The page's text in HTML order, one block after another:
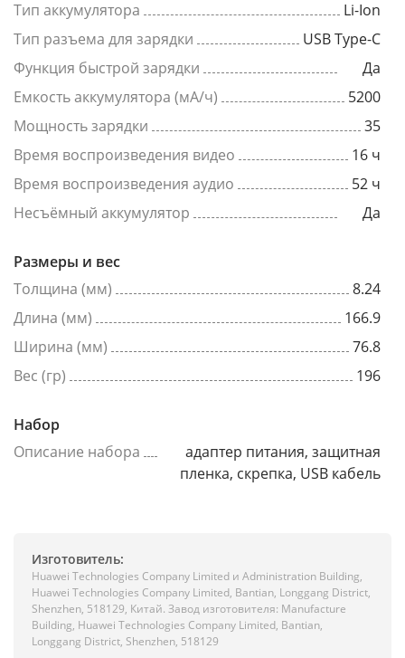
Тип аккумулятора
Li-Ion
Тип разъема для зарядки
USB Type-C
Функция быстрой зарядки
Да
Емкость аккумулятора (мА/ч)
5200
Мощность зарядки
35
Время воспроизведения видео
16 ч
Время воспроизведения аудио
52 ч
Несъёмный аккумулятор
Да
Размеры и вес
Толщина (мм)
8.24
Длина (мм)
166.9
Ширина (мм)
76.8
Вес (гр)
196
Набор
Описание набора
адаптер питания, защитная
пленка, скрепка, USB кабель
Изготовитель:
Huawei Technologies Company Limited и Administration Building,
Huawei Technologies Company Limited, Bantian, Longgang District,
Shenzhen, 518129, Китай. Завод изготовителя: Manufacture
Building, Huawei Technologies Company Limited, Bantian,
Longgang District, Shenzhen, 518129